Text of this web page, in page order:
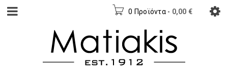
0 Προϊόντα - 0,00 €